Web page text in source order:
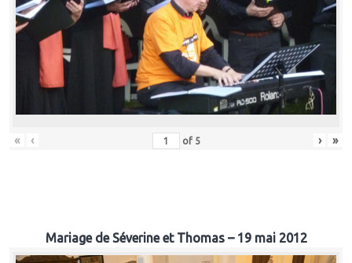
« ‹ of 5 › »
Mariage de Séverine et Thomas – 19 mai 2012